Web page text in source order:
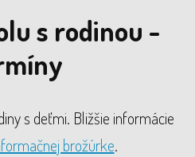
s rodinou -
s deťmi. Bližšie informácie
brožúrke.